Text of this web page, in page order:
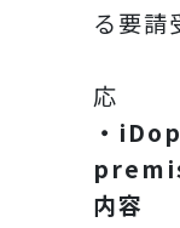
る要請
応
・
内容